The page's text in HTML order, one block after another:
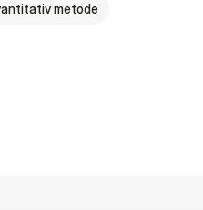
metode